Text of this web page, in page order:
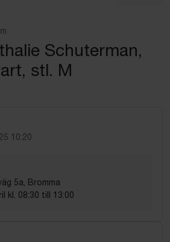
Schuterman,
stl. M
10:20
5a, Bromma
kl. 08:30 till 13:00